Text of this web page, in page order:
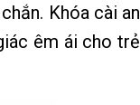
Khóa cài an
êm ái cho trẻ